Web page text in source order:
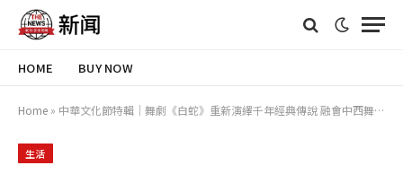
HOME BUY NOW
Home » 中華文化節特輯｜舞劇《白蛇》重新演繹千年經典傳說 融會中西舞蹈文化 探討當代女性精神世界
生活